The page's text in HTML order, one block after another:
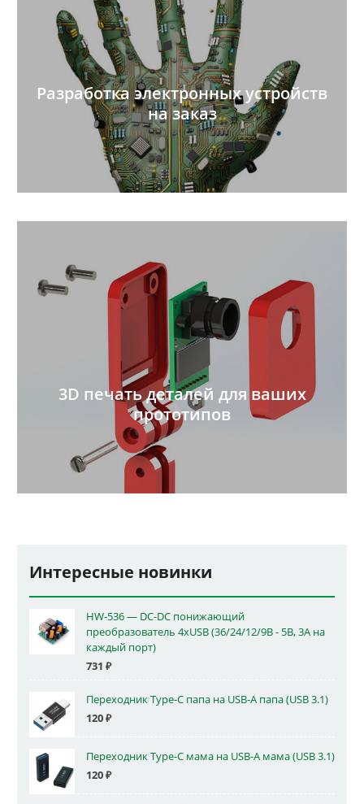
Разработка электронных устройств
на заказ
3D печать деталей для ваших
прототипов
Интересные новинки
HW-536 — DC-DC понижающий
преобразователь 4xUSB (36/24/12/9В - 5В, 3А на
каждый порт)
731 ₽
Переходник Type-C папа на USB-A папа (USB 3.1)
120₽
Переходник Type-C мама на USB-A мама (USB 3.1)
120₽